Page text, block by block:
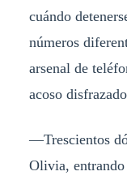
cuándo
números
arsenal de
acoso
—Trescientos
Olivia,